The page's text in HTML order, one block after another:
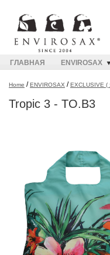
ГЛАВНАЯ ENVIROSAX
Home /ENVIROSAX /EXCLUSIVE (
Tropic 3 - TO.B3